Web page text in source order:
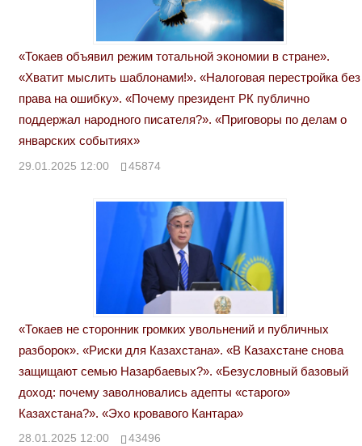
«Токаев объявил режим тотальной экономии в стране».
«Хватит мыслить шаблонами!». «Налоговая перестройка без
права на ошибку». «Почему президент РК публично
поддержал народного писателя?». «Приговоры по делам о
январских событиях»
29.01.2025 12:00 45874
«Токаев не сторонник громких увольнений и публичных
разборок». «Риски для Казахстана». «В Казахстане снова
защищают семью Назарбаевых?». «Безусловный базовый
доход: почему заволновались адепты «старого»
Казахстана?». «Эхо кровавого Кантара»
28.01.2025 12:00 43496